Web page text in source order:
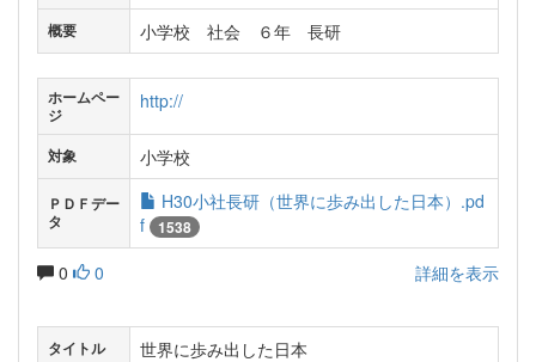
概要 小学校 社会 ６年 長研
ホームペー
ジ
http://
対象 小学校
ＰＤＦデー
タ
H30小社長研（世界に歩み出した日本）.pd
f
1538
0 0 詳細を表示
タイトル 世界に歩み出した日本